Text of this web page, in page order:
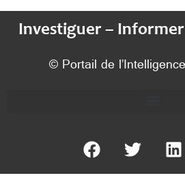
Investiguer – Informer
© Portail de